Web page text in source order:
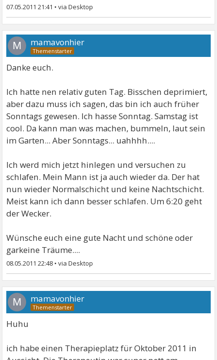
07.05.2011 21:41 •
M mamavonhier
Danke euch.
Ich hatte nen relativ guten Tag. Bisschen deprimiert,
aber dazu muss ich sagen, das bin ich auch früher
Sonntags gewesen. Ich hasse Sonntag. Samstag ist
cool. Da kann man was machen, bummeln, laut sein
im Garten... Aber Sonntags... uahhhh....
Ich werd mich jetzt hinlegen und versuchen zu
schlafen. Mein Mann ist ja auch wieder da. Der hat
nun wieder Normalschicht und keine Nachtschicht.
Meist kann ich dann besser schlafen. Um 6:20 geht
der Wecker.
Wünsche euch eine gute Nacht und schöne oder
garkeine Träume....
08.05.2011 22:48 •
M mamavonhier
Huhu
ich habe einen Therapieplatz für Oktober 2011 in